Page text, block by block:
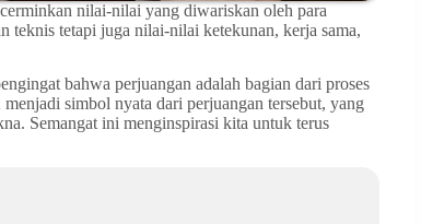
nilai-nilai yang diwariskan oleh para
teknis tetapi juga nilai-nilai ketekunan, kerja sama,
bahwa perjuangan adalah bagian dari proses
simbol nyata dari perjuangan tersebut, yang
Semangat ini menginspirasi kita untuk terus